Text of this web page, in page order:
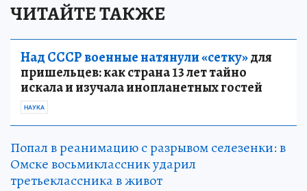
ЧИТАЙТЕ ТАКЖЕ
Над СССР военные натянули «сетку»для
пришельцев: как страна 13 лет тайно
искала и изучала инопланетных гостей
НАУКА
Попал в реанимацию с разрывом селезенки: в
Омске восьмиклассник ударил
третьеклассника в живот